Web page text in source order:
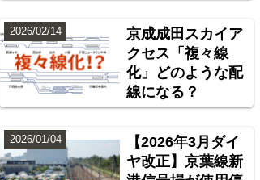
京成成田スカイア
クセス「複々線
化」どのような配
線になる？
2026/02/14
【2026年3月ダイ
ヤ改正】京葉線新
2026/01/04